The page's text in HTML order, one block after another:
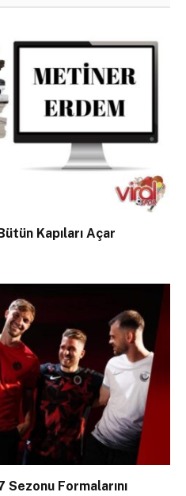
Kapıları Açar
Formalarını